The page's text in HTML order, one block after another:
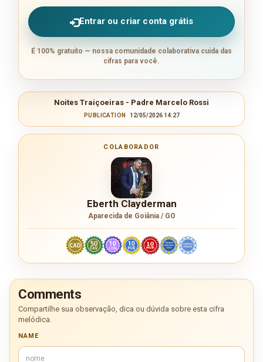
Entrar ou criar conta grátis
É 100% gratuito — nossa comunidade colaborativa cuida das
cifras para você.
Noites Traiçoeiras - Padre Marcelo Rossi
PUBLICATION 12/05/2026 14:27
COLABORADOR
Eberth Clayderman
Aparecida de Goiânia / GO
Comments
Compartilhe sua observação, dica ou dúvida sobre esta cifra
melódica.
NAME